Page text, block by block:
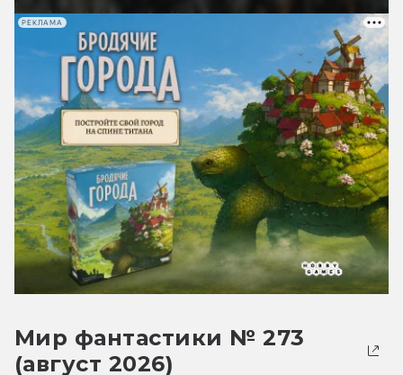
РЕКЛАМА
Мир фантастики № 273
(август 2026)